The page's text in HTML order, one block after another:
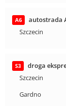
A6
autostrada
Szczecin
S3
droga
Szczecin
Gardno